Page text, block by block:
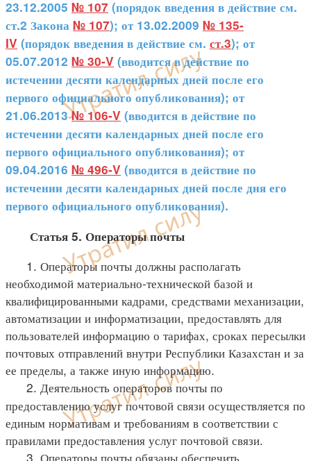
23.12.2005 № 107 (порядок введения в действие см.
ст.2 Закона № 107); от 13.02.2009 № 135-
IV (порядок введения в действие см. ст.3); от
05.07.2012 № 30-V (вводится в действие по
истечении десяти календарных дней после его
первого официального опубликования); от
21.06.2013№ 106-V (вводится в действие по
истечении десяти календарных дней после его
первого официального опубликования); от
09.04.2016 № 496-V (вводится в действие по
истечении десяти календарных дней после дня его
первого официального опубликования).
Статья 5. Операторы почты
1. Операторы почты должны располагать
необходимой материально-технической базой и
квалифицированными кадрами, средствами механизации,
автоматизации и информатизации, предоставлять для
пользователей информацию о тарифах, сроках пересылки
почтовых отправлений внутри Республики Казахстан и за
ее пределы, а также иную информацию.
2. Деятельность операторов почты по
предоставлению услуг почтовой связи осуществляется по
единым нормативам и требованиям в соответствии с
правилами предоставления услуг почтовой связи.
3. Операторы почты обязаны обеспечить